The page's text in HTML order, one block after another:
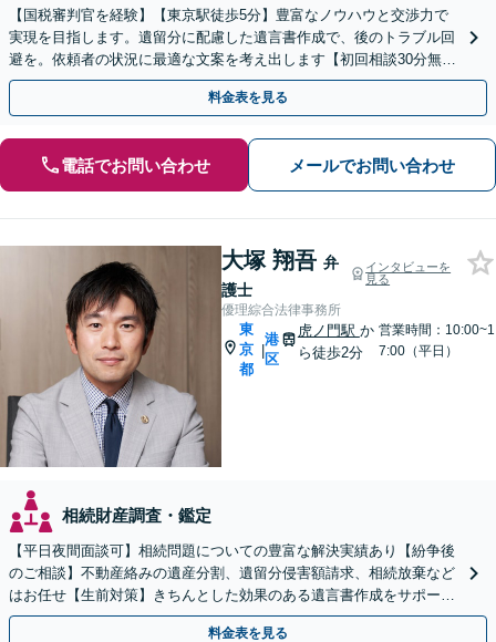
【国税審判官を経験】【東京駅徒歩5分】豊富なノウハウと交渉力で
実現を目指します。遺留分に配慮した遺言書作成で、後のトラブル回
避を。依頼者の状況に最適な文案を考え出します【初回相談30分無
料】
料金表を見る
電話でお問い合わせ メールでお問い合わせ
大塚 翔吾 弁
護士
インタビューを
見る
優理綜合法律事務所
東
京
都
|
港
区
虎ノ門駅 か
ら徒歩2分
営業時間：10:00~1
7:00（平日）
相続財産調査・鑑定
【平日夜間面談可】相続問題についての豊富な解決実績あり【紛争後
のご相談】不動産絡みの遺産分割、遺留分侵害額請求、相続放棄など
はお任せ【生前対策】きちんとした効果のある遺言書作成をサポート
します【完全個室】【虎ノ門駅、虎ノ門ヒルズ駅3分】
料金表を見る